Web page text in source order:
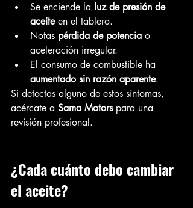
Se enciende la luz de presión de
aceite en el tablero.
Notas pérdida de potencia o
aceleración irregular.
El consumo de combustible ha
aumentado sin razón aparente.
Si detectas alguno de estos síntomas,
acércate a Sama Motors para una
revisión profesional.
¿Cada cuánto debo cambiar
el aceite?